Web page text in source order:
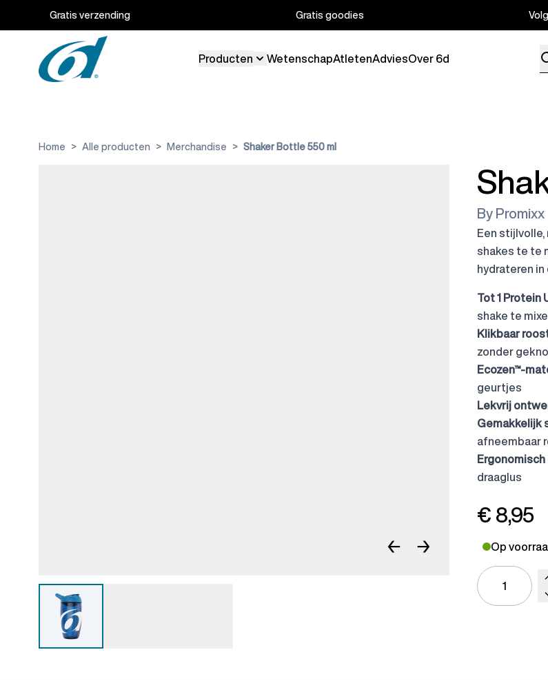
Ga naar de inhoudGratis verzending Gratis goodies
ProductenToggle submenu for Producten
WetenschapAtletenAdviesOver 6d
Home > Alle producten > Merchandise > Shaker Bottle 550 ml
← →
By Promixx
Een
shakes te te
hydrateren
Tot 1 Protein
shake te
Klikbaar
zonder
Ecozen™-
geurtjes
Lekvrij
Gemakkelijk
afneembaar
draaglus
€ 8,95
Op